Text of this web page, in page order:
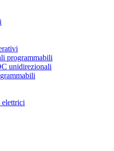
programmabili
unidirezionali
elettrici